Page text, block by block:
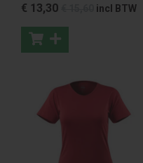
€ 13,30 incl BTW